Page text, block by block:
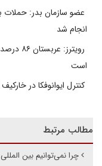
عضو سازمان بدر: حملات
انجام شد
است
کنترل ایوانوفکا در
مطالب مرتبط
چرا نمی‌توانیم بین